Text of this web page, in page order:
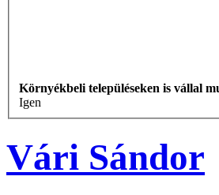
Környékbeli településeken is vállal
Igen
Vári Sándor